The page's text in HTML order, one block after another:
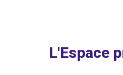
L'Espace